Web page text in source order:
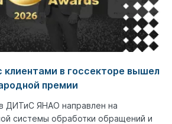
клиентами в госсекторе вышел
премии
ДИТиС ЯНАО направлен на
системы обработки обращений и